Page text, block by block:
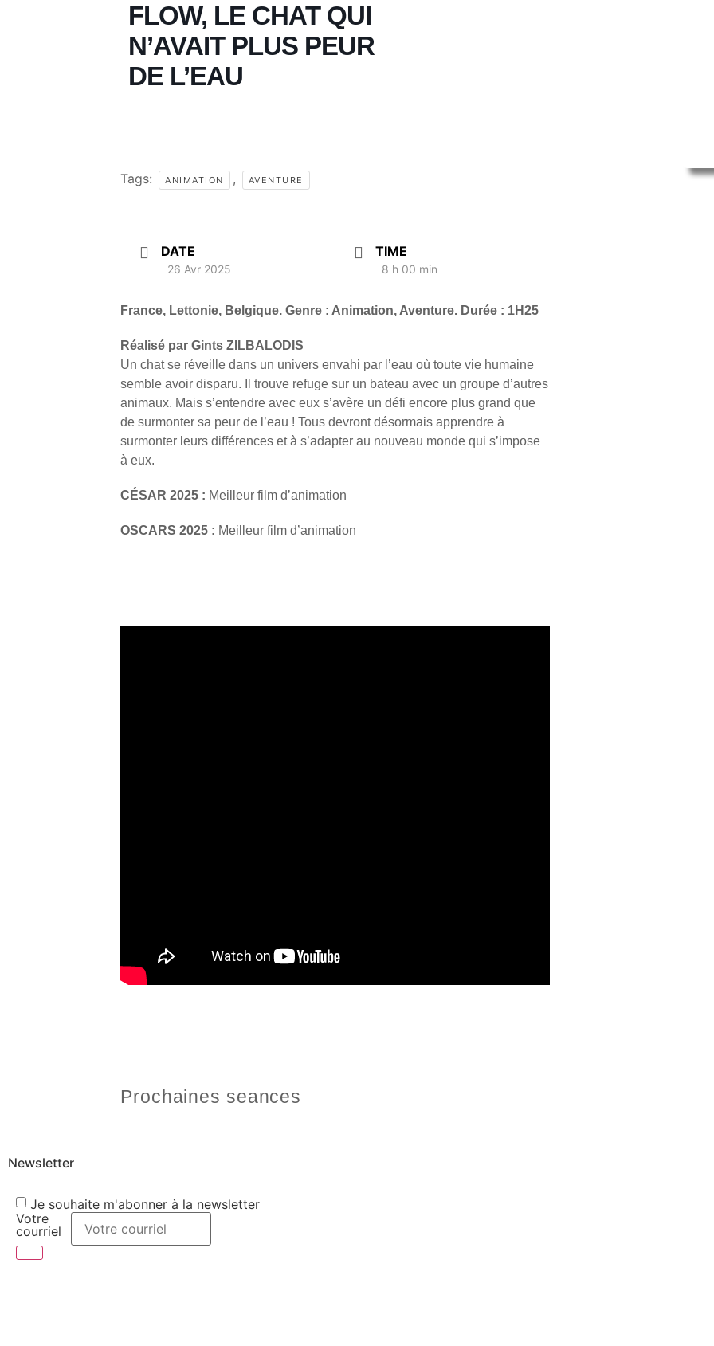
FLOW, LE CHAT QUI
N’AVAIT PLUS PEUR
DE L’EAU
Tags: ANIMATION , AVENTURE
DATE
26 Avr 2025
TIME
8 h 00 min
France, Lettonie, Belgique. Genre : Animation, Aventure. Durée : 1H25
Réalisé par Gints ZILBALODIS
Un chat se réveille dans un univers envahi par l’eau où toute vie humaine
semble avoir disparu. Il trouve refuge sur un bateau avec un groupe d’autres
animaux. Mais s’entendre avec eux s’avère un défi encore plus grand que
de surmonter sa peur de l’eau ! Tous devront désormais apprendre à
surmonter leurs différences et à s’adapter au nouveau monde qui s’impose
à eux.
CÉSAR 2025 : Meilleur film d’animation
OSCARS 2025 : Meilleur film d’animation
Prochaines seances
Newsletter
Je souhaite m'abonner à la newsletter
Votre
courriel